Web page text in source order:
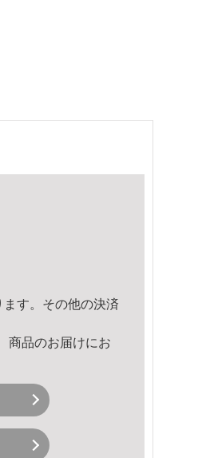
す。その他の決済
商品のお届けにお